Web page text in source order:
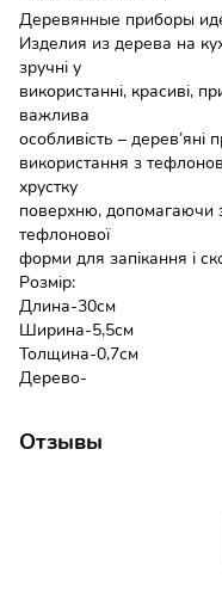
Деревянные приборы
Изделия из дерева на
зручні у
використанні, красиві,
важлива
особливість – дерев’яні
використання з
хрустку
поверхню, допомагаючи
тефлонової
форми для запікання і
Розмір:
Длина-30см
Ширина-5,5см
Толщина-0,7см
Дерево-
Отзывы